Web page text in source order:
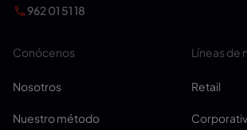
962 01 51 18
Conócenos
Nosotros
Nuestro método
Líneas de
Retail